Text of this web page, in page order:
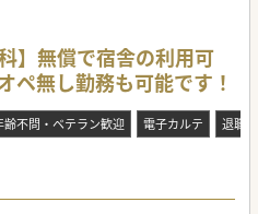
】無償で宿舎の利用可
ペ無し勤務も可能です！
齢不問・ベテラン歓迎 電子カルテ 退職